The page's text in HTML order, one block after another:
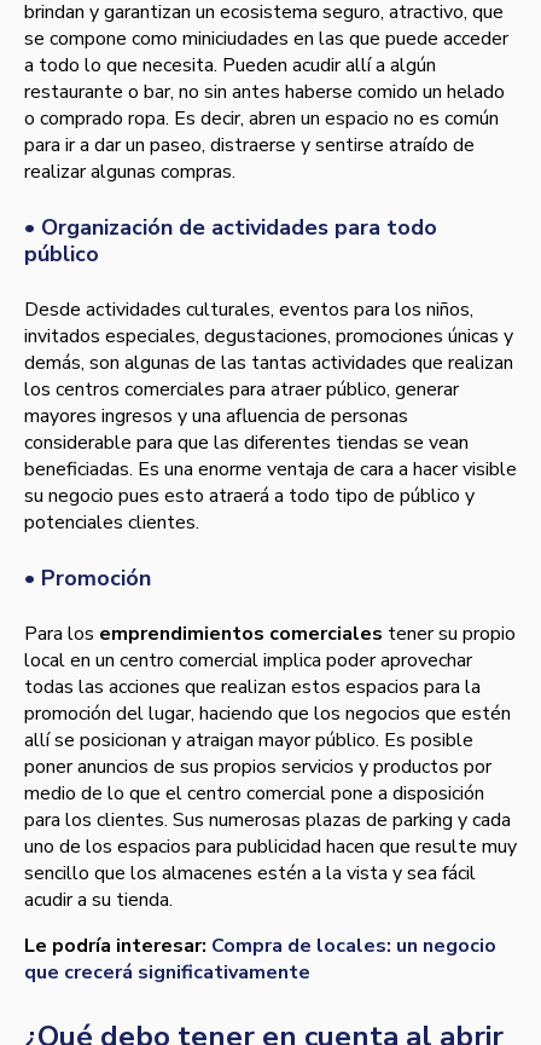
brindan y garantizan un ecosistema seguro, atractivo, que
se compone como miniciudades en las que puede acceder
a todo lo que necesita. Pueden acudir allí a algún
restaurante o bar, no sin antes haberse comido un helado
o comprado ropa. Es decir, abren un espacio no es común
para ir a dar un paseo, distraerse y sentirse atraído de
realizar algunas compras.
• Organización de actividades para todo
público
Desde actividades culturales, eventos para los niños,
invitados especiales, degustaciones, promociones únicas y
demás, son algunas de las tantas actividades que realizan
los centros comerciales para atraer público, generar
mayores ingresos y una afluencia de personas
considerable para que las diferentes tiendas se vean
beneficiadas. Es una enorme ventaja de cara a hacer visible
su negocio pues esto atraerá a todo tipo de público y
potenciales clientes.
• Promoción
Para los emprendimientos comerciales tener su propio
local en un centro comercial implica poder aprovechar
todas las acciones que realizan estos espacios para la
promoción del lugar, haciendo que los negocios que estén
allí se posicionan y atraigan mayor público. Es posible
poner anuncios de sus propios servicios y productos por
medio de lo que el centro comercial pone a disposición
para los clientes. Sus numerosas plazas de parking y cada
uno de los espacios para publicidad hacen que resulte muy
sencillo que los almacenes estén a la vista y sea fácil
acudir a su tienda.
Le podría interesar: Compra de locales: un negocio
que crecerá significativamente
¿Qué debo tener en cuenta al abrir